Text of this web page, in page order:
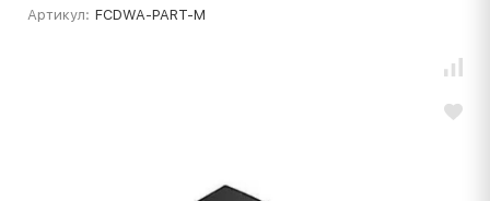
Артикул: FCDWA-PART-M